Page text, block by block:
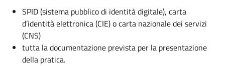
SPID (sistema pubblico di identità digitale), carta
d’identità elettronica (CIE) o carta nazionale dei servizi
(CNS)
tutta la documentazione prevista per la presentazione
della pratica.